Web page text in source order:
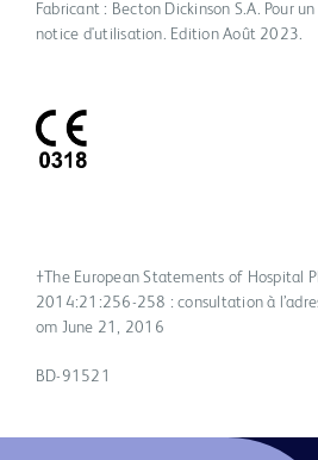
Fabricant : Becton Dickinson S.A. Pour
notice d'utilisation. Edition Août 2023.
†The European Statements of Hospital
2014:21:256-258 : consultation à
om June 21, 2016
BD-91521